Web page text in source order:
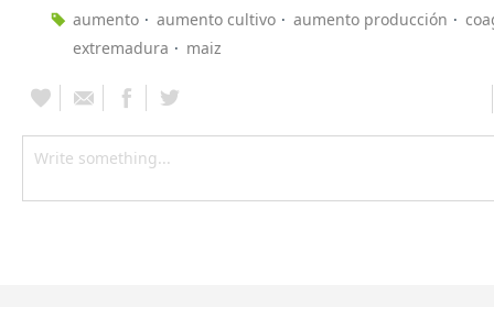
aumento aumento cultivo aumento producción
extremadura
maiz